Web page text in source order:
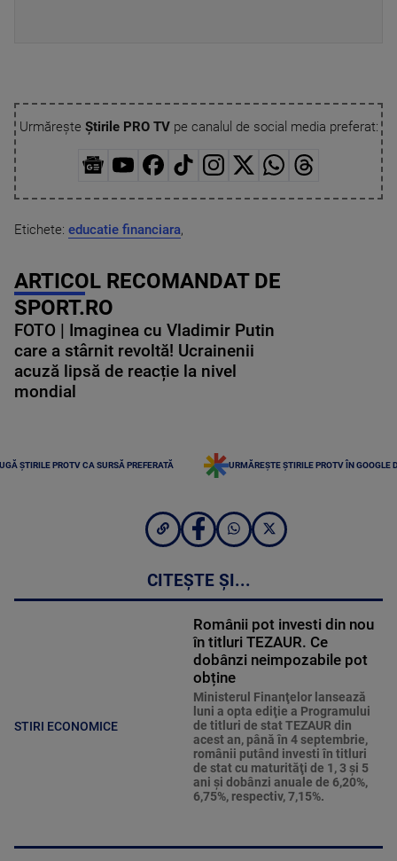
Urmărește Știrile PRO TVpe canalul de social media preferat:
Etichete: educatie financiara,
ARTICOL RECOMANDAT DE
SPORT.RO
FOTO | Imaginea cu Vladimir Putin
care a stârnit revoltă! Ucrainenii
acuză lipsă de reacție la nivel
mondial
ȘTIRILE PROTV CA SURSĂ PREFERATĂ URMĂREȘTE ȘTIRILE PROTV ÎN GOOGLE
CITEȘTE ȘI...
STIRI ECONOMICE
Românii pot investi din nou
în titluri TEZAUR. Ce
dobânzi neimpozabile pot
obține
Ministerul Finanţelor lansează
luni a opta ediţie a Programului
de titluri de stat TEZAUR din
acest an, până în 4 septembrie,
românii putând investi în titluri
de stat cu maturităţi de 1, 3 şi 5
ani şi dobânzi anuale de 6,20%,
6,75%, respectiv, 7,15%.